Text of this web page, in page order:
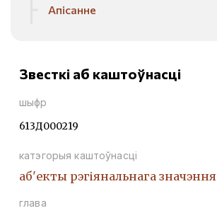
Апісанне
Звесткі аб каштоўнасці
шыфр
613Д000219
катэгорыя каштоўнасці
аб'екты рэгіянальнага значэння
глава